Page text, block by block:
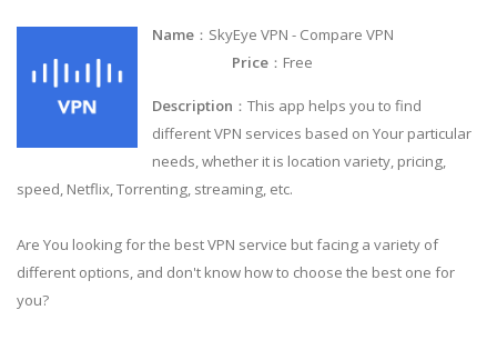
Name ：SkyEye VPN - Compare VPN
Price ：Free
Description ：This app helps you to find
different VPN services based on Your particular
needs, whether it is location variety, pricing,
speed, Netflix, Torrenting, streaming, ​etc.
Are You looking for the best VPN service but facing a variety of
different options, and don't know how to choose the best one for
you?